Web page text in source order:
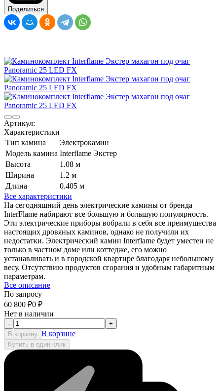
Поделиться
Артикул:
Характеристики
Тип камина
Электрокамин
Модель камина Interflame Экстер
Высота
1.08 м
Ширина
1.2 м
Длина
0.405 м
Все характеристики
На сегодняшний день электрические камины от бренда
InterFlame набирают все большую и большую популярность.
Эти электрические приборы вобрали в себя все преимущества
настоящих дровяных каминов, однако не получили их
недостатки. Электрический камин Interflame будет уместен не
только в частном доме или коттедже, его можно
устанавливать и в городской квартире благодаря небольшому
весу. Отсутствию продуктов сгорания и удобным габаритным
параметрам.
Все описание
По запросу
60 800 ₽0 ₽
Нет в наличии
-
+
В корзину В корзине
Купить в один клик